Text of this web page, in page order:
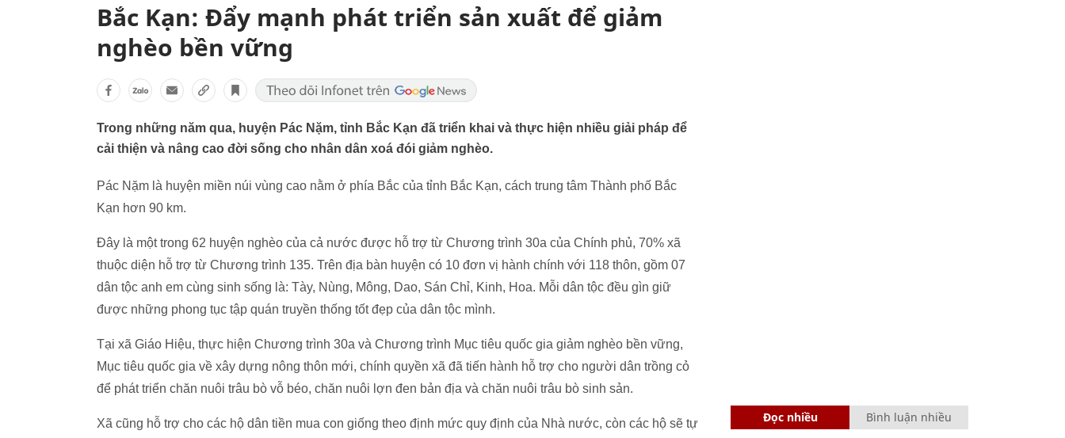
Bắc Kạn: Đẩy mạnh phát triển sản xuất để giảm
nghèo bền vững
Trong những năm qua, huyện Pác Nặm, tỉnh Bắc Kạn đã triển khai và thực hiện nhiều giải pháp để
cải thiện và nâng cao đời sống cho nhân dân xoá đói giảm nghèo.
Pác Nặm là huyện miền núi vùng cao nằm ở phía Bắc của tỉnh Bắc Kạn, cách trung tâm Thành phố Bắc
Kạn hơn 90 km.
Đây là một trong 62 huyện nghèo của cả nước được hỗ trợ từ Chương trình 30a của Chính phủ, 70% xã
thuộc diện hỗ trợ từ Chương trình 135. Trên địa bàn huyện có 10 đơn vị hành chính với 118 thôn, gồm 07
dân tộc anh em cùng sinh sống là: Tày, Nùng, Mông, Dao, Sán Chỉ, Kinh, Hoa. Mỗi dân tộc đều gìn giữ
được những phong tục tập quán truyền thống tốt đẹp của dân tộc mình.
Tại xã Giáo Hiệu, thực hiện Chương trình 30a và Chương trình Mục tiêu quốc gia giảm nghèo bền vững,
Mục tiêu quốc gia về xây dựng nông thôn mới, chính quyền xã đã tiến hành hỗ trợ cho người dân trồng cỏ
để phát triển chăn nuôi trâu bò vỗ béo, chăn nuôi lợn đen bản địa và chăn nuôi trâu bò sinh sản.
Xã cũng hỗ trợ cho các hộ dân tiền mua con giống theo định mức quy định của Nhà nước, còn các hộ sẽ tự
Đọc nhiều Bình luận nhiều